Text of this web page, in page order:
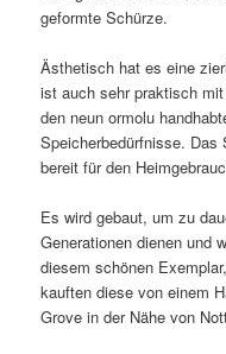
geformte Schürze.
Ästhetisch hat es eine
ist auch sehr praktisch
den neun ormolu
Speicherbedürfnisse.
bereit für den
Es wird gebaut, um zu
Generationen dienen und
diesem schönen
kauften diese von einem
Grove in der Nähe von